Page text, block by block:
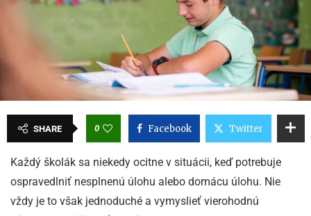
SHARE 0 Facebook Twitter
Každý školák sa niekedy ocitne v situácii, keď potrebuje
ospravedlniť nesplnenú úlohu alebo domácu úlohu. Nie
vždy je to však jednoduché a vymyslieť vierohodnú